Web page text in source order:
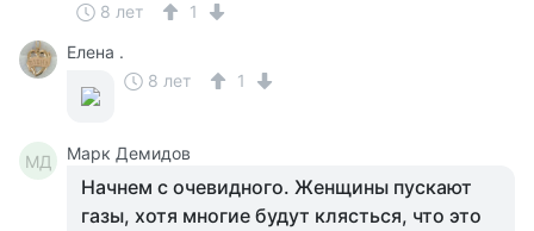
8 лет
1
Елена .
8 лет
1
МД Марк Демидов
Начнем с очевидного. Женщины пускают
газы, хотя многие будут клясться, что это